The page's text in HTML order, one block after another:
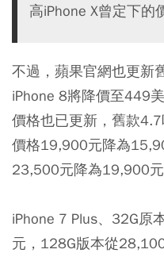
高iPhone X曾定下的
不過，蘋果官網也更新
iPhone 8將降價至449
價格也已更新，舊款
價格19,900元降為
23,500元降為19,900元
iPhone 7 Plus、32G
元，128G版本從